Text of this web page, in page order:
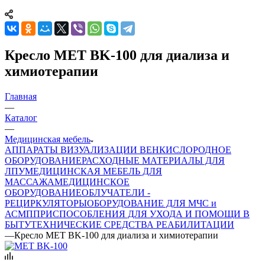
Кресло MET BK-100 для диализа и
химиотерапии
Главная
—
Каталог
—
Медицинская мебель
АППАРАТЫ ВИЗУАЛИЗАЦИИ ВЕНКИСЛОРОДНОЕ
ОБОРУДОВАНИЕРАСХОДНЫЕ МАТЕРИАЛЫ ДЛЯ
ЛПУМЕДИЦИНСКАЯ МЕБЕЛЬ ДЛЯ
МАССАЖАМЕДИЦИНСКОЕ
ОБОРУДОВАНИЕОБЛУЧАТЕЛИ -
РЕЦИРКУЛЯТОРЫОБОРУДОВАНИЕ ДЛЯ МЧС и
АСМППРИСПОСОБЛЕНИЯ ДЛЯ УХОДА И ПОМОЩИ В
БЫТУТЕХНИЧЕСКИЕ СРЕДСТВА РЕАБИЛИТАЦИИ
—Кресло MET BK-100 для диализа и химиотерапии